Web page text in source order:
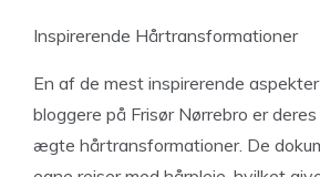
Inspirerende Hårtransformationer
En af de mest inspirerende
bloggere på Frisør Nørrebro er
ægte hårtransformationer. De